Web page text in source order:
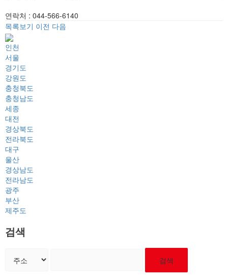
연락처 : 044-566-6140
목록보기 이전 다음
인천
서울
경기도
강원도
충청북도
충청남도
세종
대전
경상북도
전라북도
대구
울산
경상남도
전라남도
광주
부산
제주도
검색
검색